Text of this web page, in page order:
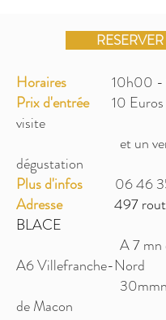
RESERVER
Horaires
10h00 -
Prix d'entrée
10
visite
et un verre
dégustation
Plus d'infos
06 46
Adresse
497
BLACE
A 7 mn de
A6 Villefranche-Nord
30mmn de
de Macon